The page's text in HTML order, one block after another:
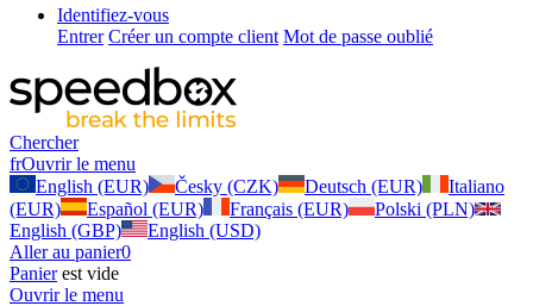
Identifiez-vous
Entrer Créer un compte client Mot de passe oublié
Chercher
frOuvrir le menu
English (EUR)
Česky (CZK) Deutsch (EUR)
Italiano
(EUR)
Español (EUR) Français (EUR)
Polski (PLN)
English (GBP)
English (USD)
Aller au panier0
Panierest vide
Ouvrir le menu